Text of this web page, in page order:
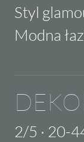
Styl
Modna
2/5 · 20-